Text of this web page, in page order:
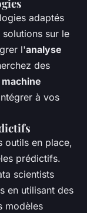
adaptés
sur le
l'analyse
des
machine
à vos
outils en place,
prédictifs.
scientists
en utilisant des
modèles